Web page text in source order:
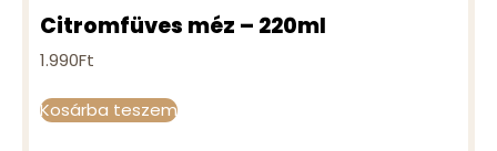
Citromfüves méz – 220ml
1.990Ft
Kosárba teszem